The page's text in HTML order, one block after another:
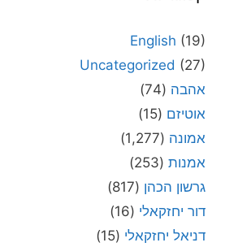
English (19)
Uncategorized (27)
אהבה (74)
אוטיזם (15)
אמונה (1,277)
אמנות (253)
גרשון הכהן (817)
דור יחזקאלי (16)
דניאל יחזקאלי (15)